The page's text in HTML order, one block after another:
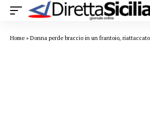
Home » Donna perde braccio in un frantoio,